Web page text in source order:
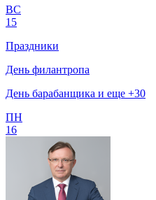
ВС
15
Праздники
День филантропа
День барабанщика и еще +30
ПН
16